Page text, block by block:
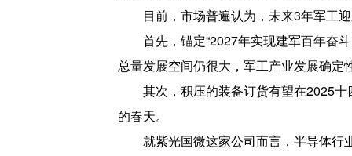
目前，市场普遍认为，未来3年军工
首先，锚定“2027年实现建军百年奋
总量发展空间仍很大，军工产业发展确定
其次，积压的装备订货有望在2025
的春天。
就紫光国微这家公司而言，半导体行